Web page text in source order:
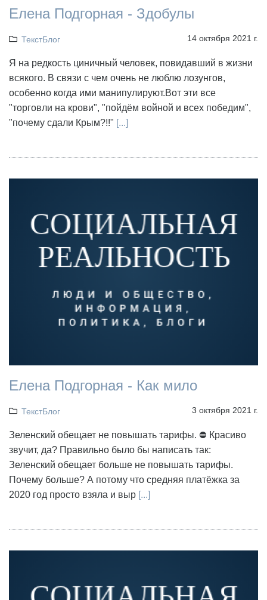
Елена Подгорная - Здобулы
ТекстБлог 14 октября 2021 г.
Я на редкость циничный человек, повидавший в жизни
всякого. В связи с чем очень не люблю лозунгов,
особенно когда ими манипулируют.Вот эти все
"торговли на крови", "пойдём войной и всех победим",
"почему сдали Крым?!!" [...]
Елена Подгорная - Как мило
ТекстБлог 3 октября 2021 г.
Зеленский обещает не повышать тарифы. ⛔ Красиво
звучит, да? Правильно было бы написать так:
Зеленский обещает больше не повышать тарифы.
Почему больше? А потому что средняя платёжка за
2020 год просто взяла и выр [...]